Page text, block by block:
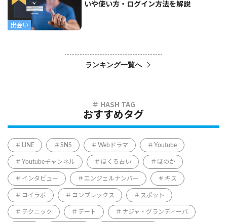
出会い
いや使い方・ログイン方法を解説
ランキング一覧へ
おすすめタグ
LINE SNS Webドラマ Youtube
Youtubeチャンネル ほくろ占い ほのか
インタビュー エンジェルナンバー キス
コイラボ コンプレックス スポット
テクニック デート ナジャ・グランディーバ